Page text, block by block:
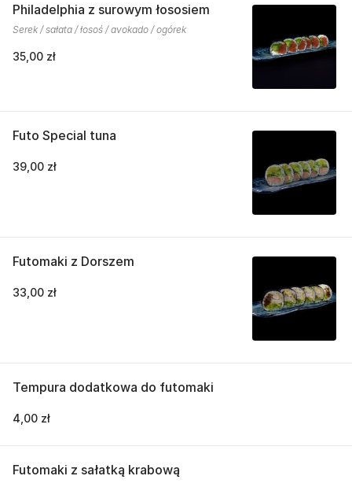
Philadelphia z surowym łososiem
Serek / sałata / łosoś / avokado / ogórek
35,00 zł
Futo Special tuna
39,00 zł
Futomaki z Dorszem
33,00 zł
Tempura dodatkowa do futomaki
4,00 zł
Futomaki z sałatką krabową